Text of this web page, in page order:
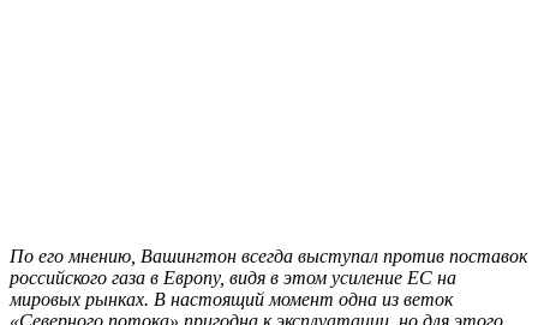
По его мнению, Вашингтон всегда выступал против поставок
российского газа в Европу, видя в этом усиление ЕС на
мировых рынках. В настоящий момент одна из веток